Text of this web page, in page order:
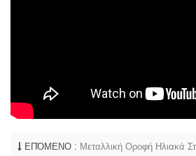
ΕΠΌΜΕΝΟ : Μεταλλική Οροφή Ηλιακά